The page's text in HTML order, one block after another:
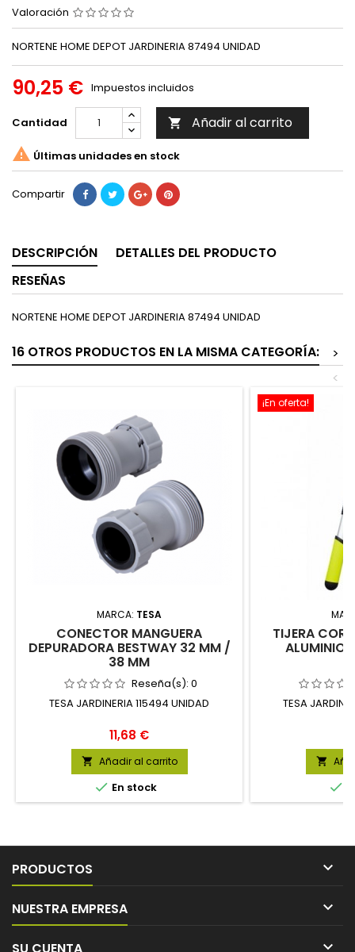
Valoración
NORTENE HOME DEPOT JARDINERIA 87494 UNIDAD
90,25 € Impuestos incluidos
Cantidad  Añadir al carrito
 Últimas unidades en stock
Compartir
DESCRIPCIÓN
DETALLES DEL PRODUCTO
RESEÑAS
NORTENE HOME DEPOT JARDINERIA 87494 UNIDAD
16 OTROS PRODUCTOS EN LA MISMA CATEGORÍA:
>
<
MARCA: TESA
CONECTOR MANGUERA
DEPURADORA BESTWAY 32 MM /
38 MM
Reseña(s): 0
TESA JARDINERIA 115494 UNIDAD
Precio
11,68 €
 Añadir al carrito
 En stock
¡En oferta!
TIJERA
ALUMINIO
TESA


PRODUCTOS 
NUESTRA EMPRESA 
